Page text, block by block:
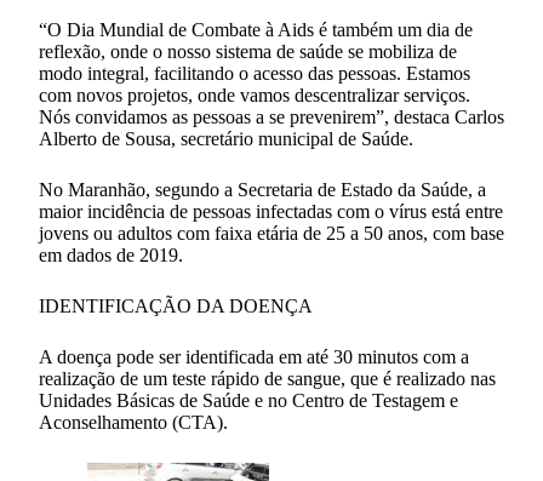
“O Dia Mundial de Combate à Aids é também um dia de
reflexão, onde o nosso sistema de saúde se mobiliza de
modo integral, facilitando o acesso das pessoas. Estamos
com novos projetos, onde vamos descentralizar serviços.
Nós convidamos as pessoas a se prevenirem”, destaca Carlos
Alberto de Sousa, secretário municipal de Saúde.
No Maranhão, segundo a Secretaria de Estado da Saúde, a
maior incidência de pessoas infectadas com o vírus está entre
jovens ou adultos com faixa etária de 25 a 50 anos, com base
em dados de 2019.
IDENTIFICAÇÃO DA DOENÇA
A doença pode ser identificada em até 30 minutos com a
realização de um teste rápido de sangue, que é realizado nas
Unidades Básicas de Saúde e no Centro de Testagem e
Aconselhamento (CTA).